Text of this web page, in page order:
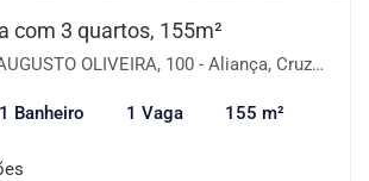
com 3 quartos, 155m²
OLIVEIRA, 100 - Aliança, Cruz Alta-RS
1 Banheiro 1 Vaga 155 m²